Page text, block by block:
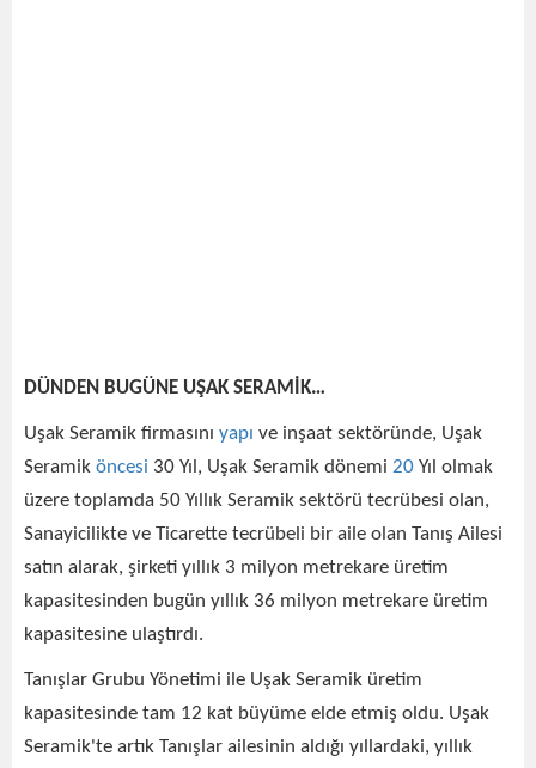
DÜNDEN BUGÜNE UŞAK SERAMİK…
Uşak Seramik firmasını yapı ve inşaat sektöründe, Uşak
Seramik öncesi 30 Yıl, Uşak Seramik dönemi 20 Yıl olmak
üzere toplamda 50 Yıllık Seramik sektörü tecrübesi olan,
Sanayicilikte ve Ticarette tecrübeli bir aile olan Tanış Ailesi
satın alarak, şirketi yıllık 3 milyon metrekare üretim
kapasitesinden bugün yıllık 36 milyon metrekare üretim
kapasitesine ulaştırdı.
Tanışlar Grubu Yönetimi ile Uşak Seramik üretim
kapasitesinde tam 12 kat büyüme elde etmiş oldu. Uşak
Seramik'te artık Tanışlar ailesinin aldığı yıllardaki, yıllık